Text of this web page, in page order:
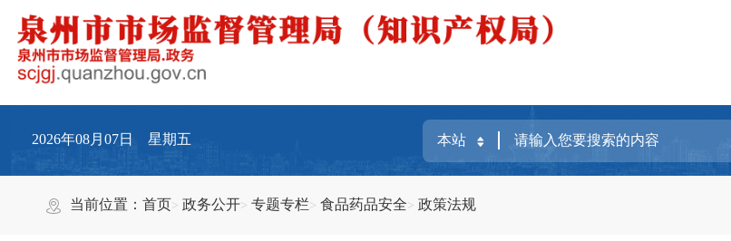
2026年08月07日 星期五
当前位置：首页 政务公开 专题专栏 食品药品安全 政策法规